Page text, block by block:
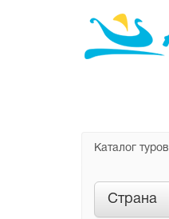
Каталог туров
Страна